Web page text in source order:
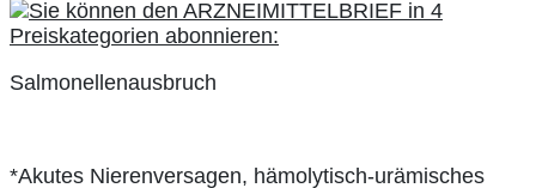
Salmonellenausbruch
*Akutes Nierenversagen, hämolytisch-urämisches